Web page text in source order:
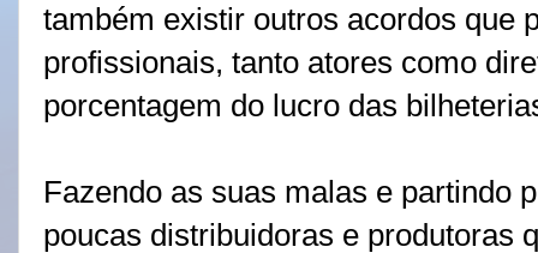
também existir outros acordos que
profissionais, tanto atores como
porcentagem do lucro das
Fazendo as suas malas e partindo
poucas distribuidoras e produtoras